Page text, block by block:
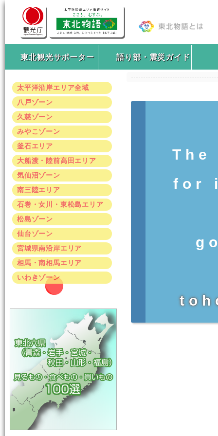
東北観光サポーター 語り部・震災ガイド
太平洋沿岸エリア全域
八戸ゾーン
久慈ゾーン
みやこゾーン
釜石エリア
大船渡・陸前高田エリア
気仙沼ゾーン
南三陸エリア
石巻・女川・東松島エリア
松島ゾーン
仙台ゾーン
宮城県南沿岸エリア
相馬・南相馬エリア
いわきゾーン
for